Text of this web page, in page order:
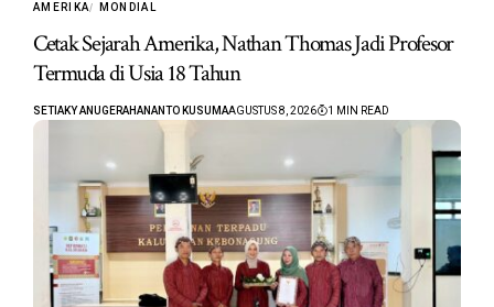
AMERIKA MONDIAL
Cetak Sejarah Amerika, Nathan Thomas Jadi Profesor
Termuda di Usia 18 Tahun
SETIAKY ANUGERAHANANTO KUSUMAAGUSTUS 8, 2026 1 MIN READ